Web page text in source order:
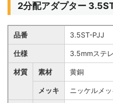
2分配アダプター
品番 3.5ST-PJJ
仕様 3.5mmステ
材質 素材 黄銅
メッキ ニッケルメ